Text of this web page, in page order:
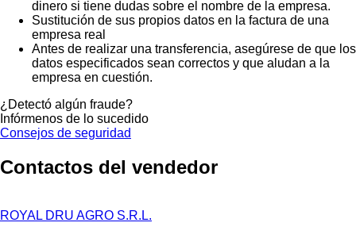
dinero si tiene dudas sobre el nombre de la empresa.
Sustitución de sus propios datos en la factura de una
empresa real
Antes de realizar una transferencia, asegúrese de que los
datos especificados sean correctos y que aludan a la
empresa en cuestión.
¿Detectó algún fraude?
Infórmenos de lo sucedido
Consejos de seguridad
Contactos del vendedor
ROYAL DRU AGRO S.R.L.